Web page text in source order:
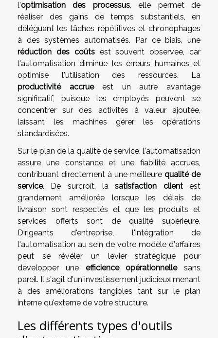
l'optimisation des processus, elle permet de
réaliser des gains de temps substantiels, en
déléguant les tâches répétitives et chronophages
à des systèmes automatisés. Par ce biais, une
réduction des coûtsest souvent observée, car
l'automatisation diminue les erreurs humaines et
optimise l'utilisation des ressources. La
productivité accrueest un autre avantage
significatif, puisque les employés peuvent se
concentrer sur des activités à valeur ajoutée,
laissant les machines gérer les opérations
standardisées.
Sur le plan de la qualité de service, l'automatisation
assure une constance et une fiabilité accrues,
contribuant directement à une meilleurequalité de
service. De surcroît, lasatisfaction clientest
grandement améliorée lorsque les délais de
livraison sont respectés et que les produits et
services offerts sont de qualité supérieure.
Dirigeants d'entreprise, l'intégration de
l'automatisation au sein de votre modèle d'affaires
peut se révéler un levier stratégique pour
développer une efficience opérationnellesans
pareil. Il s'agit d'un investissement judicieux menant
à des améliorations tangibles tant sur le plan
interne qu'externe de votre structure.
Les différents types d'outils